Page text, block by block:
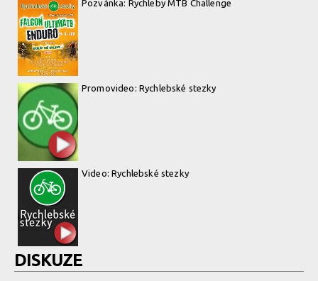
Pozvánka: Rychleby MTB Challenge
Promovideo: Rychlebské stezky
Video: Rychlebské stezky
DISKUZE